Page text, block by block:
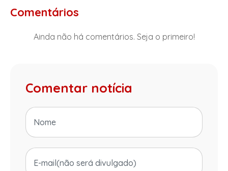
Comentários
Ainda não há comentários. Seja o primeiro!
Comentar notícia